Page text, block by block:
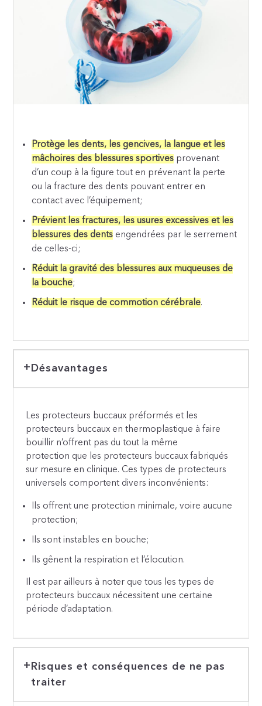
Protège les dents, les gencives, la langue et les
mâchoires des blessures sportives provenant
d’un coup à la figure tout en prévenant la perte
ou la fracture des dents pouvant entrer en
contact avec l’équipement;
Prévient les fractures, les usures excessives et les
blessures des dents engendrées par le serrement
de celles-ci;
Réduit la gravité des blessures aux muqueuses de
la bouche;
Réduit le risque de commotion cérébrale.
Désavantages
Les protecteurs buccaux préformés et les
protecteurs buccaux en thermoplastique à faire
bouillir n’offrent pas du tout la même
protection que les protecteurs buccaux fabriqués
sur mesure en clinique. Ces types de protecteurs
universels comportent divers inconvénients:
Ils offrent une protection minimale, voire aucune
protection;
Ils sont instables en bouche;
Ils gênent la respiration et l’élocution.
Il est par ailleurs à noter que tous les types de
protecteurs buccaux nécessitent une certaine
période d’adaptation.
Risques et conséquences de ne pas
traiter